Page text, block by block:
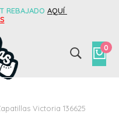
REBAJADO AQUÍ
0
Victoria 136625